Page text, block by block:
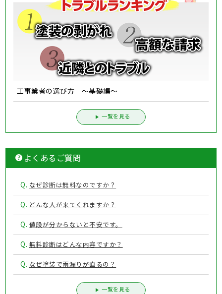
工事業者の選び方 ～基礎編～
一覧を見る
よくあるご質問
Q. なぜ診断は無料なのですか？
Q. どんな人が来てくれますか？
Q. 値段が分からないと不安です。
Q. 無料診断はどんな内容ですか？
Q. なぜ塗装で雨漏りが直るの？
一覧を見る